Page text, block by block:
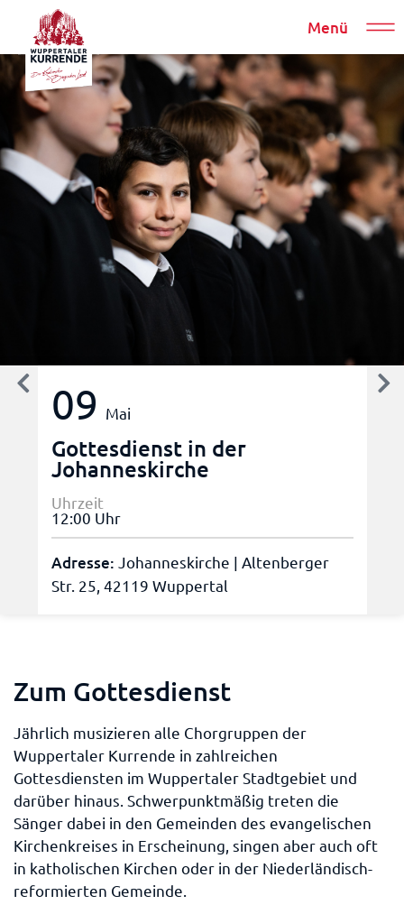
Menü
09 Mai
Gottesdienst in der
Johanneskirche
Uhrzeit
12:00 Uhr
Adresse: Johanneskirche | Altenberger
Str. 25, 42119 Wuppertal
Zum Gottesdienst
Jährlich musizieren alle Chorgruppen der
Wuppertaler Kurrende in zahlreichen
Gottesdiensten im Wuppertaler Stadtgebiet und
darüber hinaus. Schwerpunktmäßig treten die
Sänger dabei in den Gemeinden des evangelischen
Kirchenkreises in Erscheinung, singen aber auch oft
in katholischen Kirchen oder in der Niederländisch-
reformierten Gemeinde.